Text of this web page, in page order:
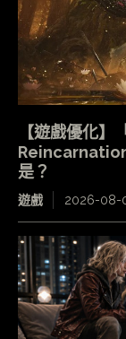
【遊戲優化
是？
遊戲 2026-08-